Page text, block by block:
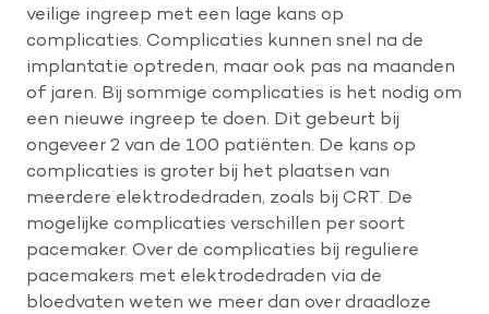
veilige ingreep met een lage kans op
complicaties. Complicaties kunnen snel na de
implantatie optreden, maar ook pas na maanden
of jaren. Bij sommige complicaties is het nodig om
een nieuwe ingreep te doen. Dit gebeurt bij
ongeveer 2 van de 100 patiënten. De kans op
complicaties is groter bij het plaatsen van
meerdere elektrodedraden, zoals bij CRT. De
mogelijke complicaties verschillen per soort
pacemaker. Over de complicaties bij reguliere
pacemakers met elektrodedraden via de
bloedvaten weten we meer dan over draadloze